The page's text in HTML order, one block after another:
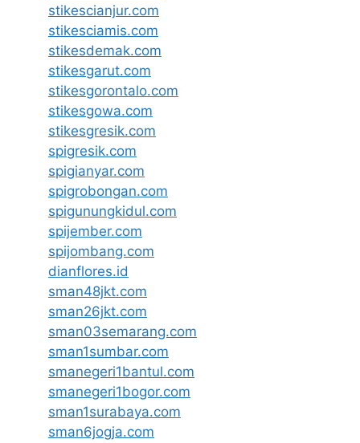
stikescianjur.com
stikesciamis.com
stikesdemak.com
stikesgarut.com
stikesgorontalo.com
stikesgowa.com
stikesgresik.com
spigresik.com
spigianyar.com
spigrobongan.com
spigunungkidul.com
spijember.com
spijombang.com
dianflores.id
sman48jkt.com
sman26jkt.com
sman03semarang.com
sman1sumbar.com
smanegeri1bantul.com
smanegeri1bogor.com
sman1surabaya.com
sman6jogja.com